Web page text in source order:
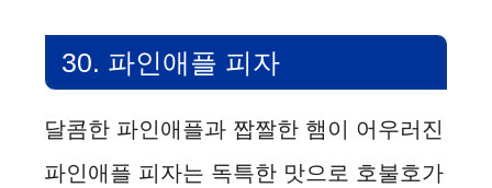
30. 파인애플 피자
달콤한 파인애플과 짭짤한 햄이 어우러진
파인애플 피자는 독특한 맛으로 호불호가